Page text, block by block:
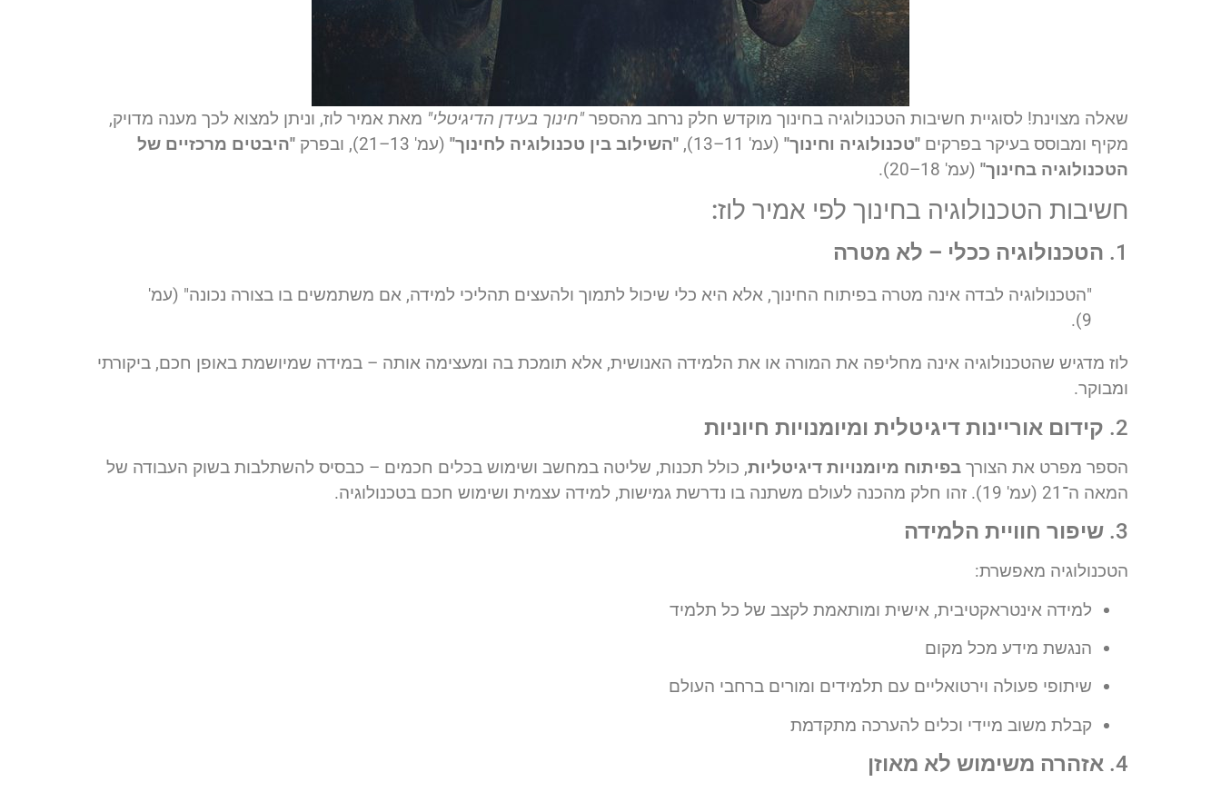
שאלה מצוינת! לסוגיית חשיבות הטכנולוגיה בחינוך מוקדש חלק נרחב מהספר"חינוך בעידן הדיגיטלי" מאת אמיר לוז, וניתן למצוא לכך מענה מדויק,
מקיף ומבוסס בעיקר בפרקים "טכנולוגיה וחינוך" (עמ' 11–13), "השילוב בין טכנולוגיה לחינוך" (עמ' 13–21), ובפרק
"היבטים מרכזיים של
הטכנולוגיה בחינוך" (עמ' 18–20).
חשיבות הטכנולוגיה בחינוך לפי אמיר לוז:
1. הטכנולוגיה ככלי – לא מטרה
"הטכנולוגיה לבדה אינה מטרה בפיתוח החינוך, אלא היא כלי שיכול לתמוך ולהעצים תהליכי למידה, אם משתמשים בו בצורה נכונה" (עמ'
9).
לוז מדגיש שהטכנולוגיה אינה מחליפה את המורה או את הלמידה האנושית, אלא תומכת בה ומעצימה אותה – במידה שמיושמת באופן חכם, ביקורתי
ומבוקר.
2. קידום אוריינות דיגיטלית ומיומנויות חיוניות
הספר מפרט את הצורך בפיתוח מיומנויות דיגיטליות, כולל תכנות, שליטה במחשב ושימוש בכלים חכמים – כבסיס להשתלבות בשוק העבודה של
המאה ה־21 (עמ' 19). זהו חלק מהכנה לעולם משתנה בו נדרשת גמישות, למידה עצמית ושימוש חכם בטכנולוגיה.
3. שיפור חוויית הלמידה
הטכנולוגיה מאפשרת:
למידה אינטראקטיבית, אישית ומותאמת לקצב של כל תלמיד
הנגשת מידע מכל מקום
שיתופי פעולה וירטואליים עם תלמידים ומורים ברחבי העולם
קבלת משוב מיידי וכלים להערכה מתקדמת
4. אזהרה משימוש לא מאוזן